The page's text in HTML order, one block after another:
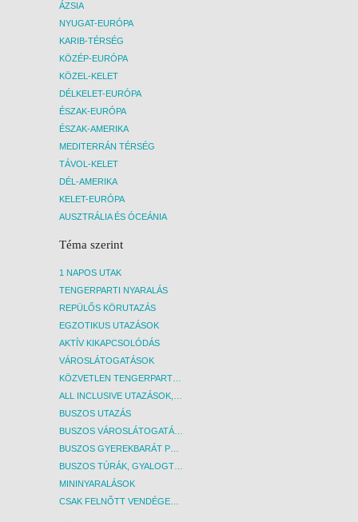
ÁZSIA
NYUGAT-EURÓPA
KARIB-TÉRSÉG
KÖZÉP-EURÓPA
KÖZEL-KELET
DÉLKELET-EURÓPA
ÉSZAK-EURÓPA
ÉSZAK-AMERIKA
MEDITERRÁN TÉRSÉG
TÁVOL-KELET
DÉL-AMERIKA
KELET-EURÓPA
AUSZTRÁLIA ÉS ÓCEÁNIA
Téma szerint
1 NAPOS UTAK
TENGERPARTI NYARALÁS
REPÜLŐS KÖRUTAZÁS
EGZOTIKUS UTAZÁSOK
AKTÍV KIKAPCSOLÓDÁS
VÁROSLÁTOGATÁSOK
BUSZOS UTAZÁS
MININYARALÁSOK